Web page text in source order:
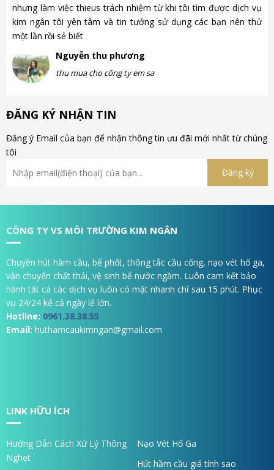
nhưng làm việc thieus trách nhiệm từ khi tôi tìm được dịch vụ
kim ngân tôi yên tâm và tin tưởng sử dụng các bạn nên thử
một lần rồi sẻ biết
Nguyễn thu phương
thu mua cho công ty em sa
ĐĂNG KÝ NHẬN TIN
Đăng ý Email của bạn để nhận thông tin ưu đãi mới nhất từ chúng
tôi
CÔNG TY VS MÔI TRƯỜNG KIM NGÂN
Chuyên hút hầm cầu, bể phốt, thông tắc cầu cống, nạo vét hố ga,
vận chuyển chất thải, vệ sinh bể nước ngầm. Luôn cam kết bảo
hành tất cá các dịch vụ luôn có mặt nhanh chỉ sau 15 phút. Phục
vụ 24/24 kể cả ngày lể lớn.
Hotline: 0961.38.38.55
Email: huthamcaukimngan@gmail.com
LINK HỮU ÍCH
Hướng Dẫn Cách Xử Lý Thông
Nghẹt
Nạo Vét Hố Ga
Hút hầm cầu giá tính sao